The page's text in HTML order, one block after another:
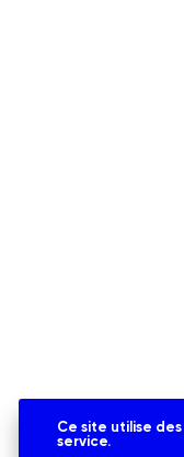
Ce site utilise
service.